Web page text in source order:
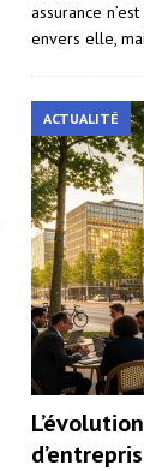
assurance
envers elle,
ACTUALITÉ